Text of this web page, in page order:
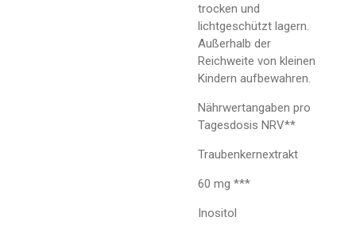
trocken und
lichtgeschützt lagern.
Außerhalb der
Reichweite von kleinen
Kindern aufbewahren.
Nährwertangaben pro
Tagesdosis NRV**
Traubenkernextrakt
60 mg ***
Inositol